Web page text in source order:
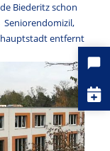
Biederitz schon
entfernt